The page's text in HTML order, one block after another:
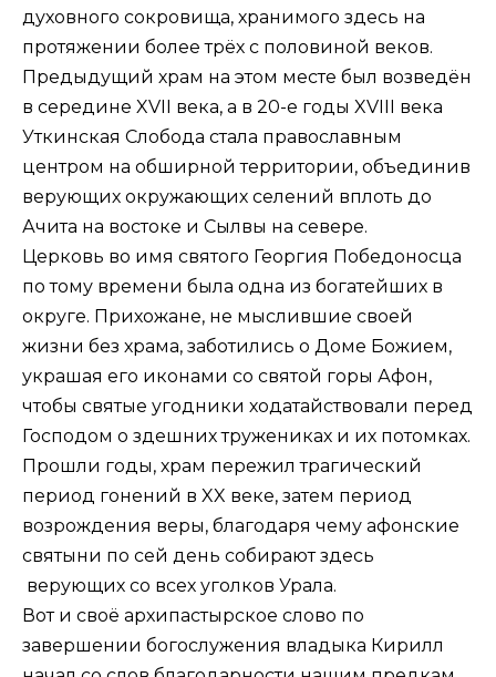
духовного сокровища, хранимого здесь на
протяжении более трёх с половиной веков.
Предыдущий храм на этом месте был возведён
в середине XVII века, а в 20-е годы XVIII века
Уткинская Слобода стала православным
центром на обширной территории, объединив
верующих окружающих селений вплоть до
Ачита на востоке и Сылвы на севере.
Церковь во имя святого Георгия Победоносца
по тому времени была одна из богатейших в
округе. Прихожане, не мыслившие своей
жизни без храма, заботились о Доме Божием,
украшая его иконами со святой горы Афон,
чтобы святые угодники ходатайствовали перед
Господом о здешних тружениках и их потомках.
Прошли годы, храм пережил трагический
период гонений в XX веке, затем период
возрождения веры, благодаря чему афонские
святыни по сей день собирают здесь
верующих со всех уголков Урала.
Вот и своё архипастырское слово по
завершении богослужения владыка Кирилл